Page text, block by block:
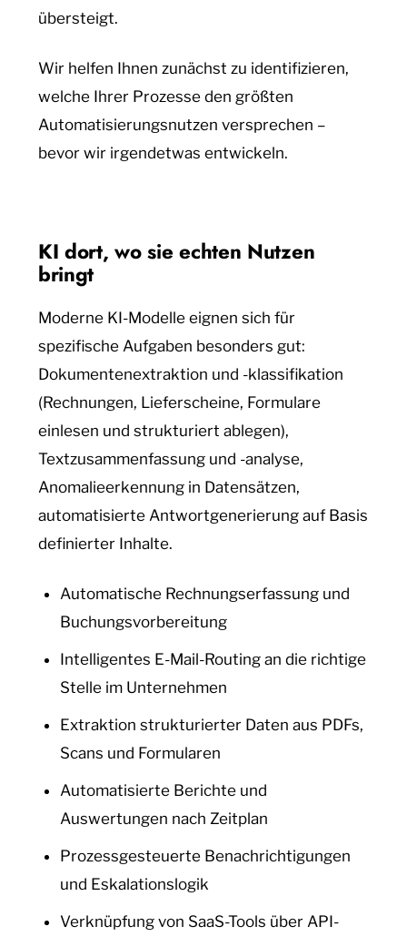
übersteigt.
Wir helfen Ihnen zunächst zu identifizieren,
welche Ihrer Prozesse den größten
Automatisierungsnutzen versprechen –
bevor wir irgendetwas entwickeln.
KI dort, wo sie echten Nutzen
bringt
Moderne KI-Modelle eignen sich für
spezifische Aufgaben besonders gut:
Dokumentenextraktion und -klassifikation
(Rechnungen, Lieferscheine, Formulare
einlesen und strukturiert ablegen),
Textzusammenfassung und -analyse,
Anomalieerkennung in Datensätzen,
automatisierte Antwortgenerierung auf Basis
definierter Inhalte.
Automatische Rechnungserfassung und
Buchungsvorbereitung
Intelligentes E-Mail-Routing an die richtige
Stelle im Unternehmen
Extraktion strukturierter Daten aus PDFs,
Scans und Formularen
Automatisierte Berichte und
Auswertungen nach Zeitplan
Prozessgesteuerte Benachrichtigungen
und Eskalationslogik
Verknüpfung von SaaS-Tools über API-